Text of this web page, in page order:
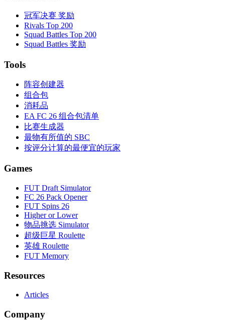
冠军决赛 奖励
Rivals Top 200
Squad Battles Top 200
Squad Battles 奖励
Tools
阵容创建器
组合包
消耗品
EA FC 26 组合包清单
比赛生成器
最物有所值的 SBC
按评分计算的最便宜的玩家
Games
FUT Draft Simulator
FC 26 Pack Opener
FUT Spins 26
Higher or Lower
物品挑选 Simulator
超级巨星 Roulette
英雄 Roulette
FUT Memory
Resources
Articles
Company